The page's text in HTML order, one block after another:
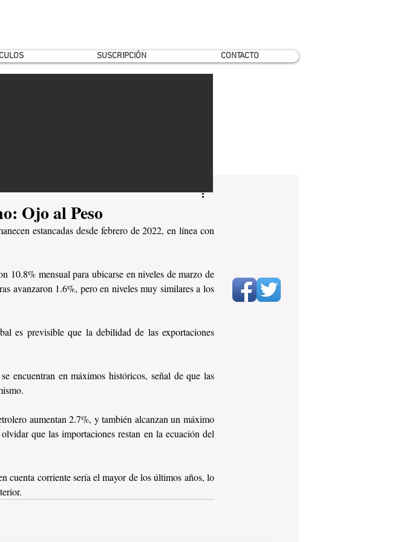
SUSCRIPCIÓN CONTACTO
Ojo al Peso
estancadas desde febrero de 2022, en línea con
10.8% mensual para ubicarse en niveles de marzo de
avanzaron 1.6%, pero en niveles muy similares a los
es previsible que la debilidad de las exportaciones
encuentran en máximos históricos, señal de que las
aumentan 2.7%, y también alcanzan un máximo
que las importaciones restan en la ecuación del
cuenta corriente sería el mayor de los últimos años, lo